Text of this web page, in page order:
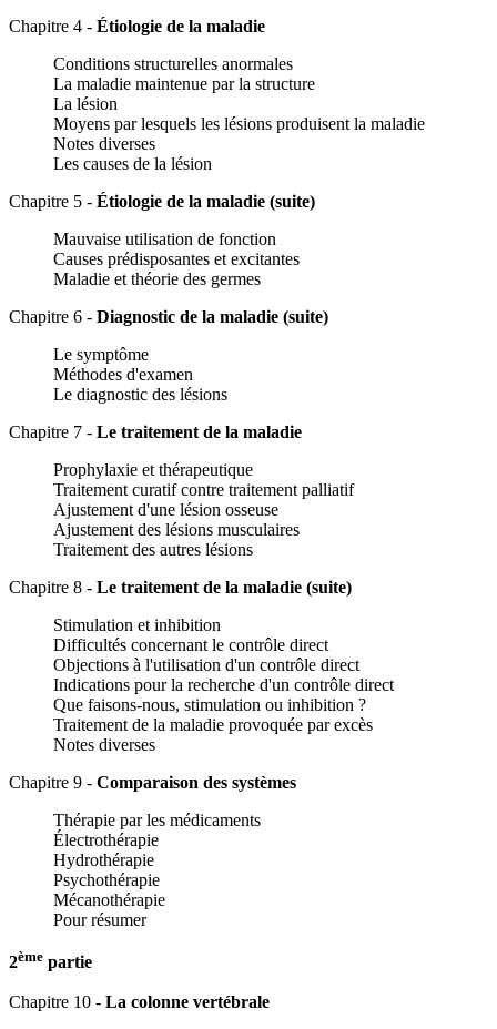
Chapitre 4 - Étiologie de la maladie
Conditions structurelles anormales
La maladie maintenue par la structure
La lésion
Moyens par lesquels les lésions produisent la maladie
Notes diverses
Les causes de la lésion
Chapitre 5 - Étiologie de la maladie (suite)
Mauvaise utilisation de fonction
Causes prédisposantes et excitantes
Maladie et théorie des germes
Chapitre 6 - Diagnostic de la maladie (suite)
Le symptôme
Méthodes d'examen
Le diagnostic des lésions
Chapitre 7 - Le traitement de la maladie
Prophylaxie et thérapeutique
Traitement curatif contre traitement palliatif
Ajustement d'une lésion osseuse
Ajustement des lésions musculaires
Traitement des autres lésions
Chapitre 8 - Le traitement de la maladie (suite)
Stimulation et inhibition
Difficultés concernant le contrôle direct
Objections à l'utilisation d'un contrôle direct
Indications pour la recherche d'un contrôle direct
Que faisons-nous, stimulation ou inhibition ?
Traitement de la maladie provoquée par excès
Notes diverses
Chapitre 9 - Comparaison des systèmes
Thérapie par les médicaments
Électrothérapie
Hydrothérapie
Psychothérapie
Mécanothérapie
Pour résumer
2ème partie
Chapitre 10 - La colonne vertébrale